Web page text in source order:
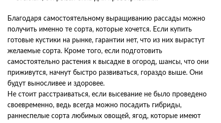
Благодаря самостоятельному выращиванию рассады можно
получить именно те сорта, которые хочется. Если купить
готовые кустики на рынке, гарантии нет, что из них вырастут
желаемые сорта. Кроме того, если подготовить
самостоятельно растения к высадке в огород, шансы, что они
приживутся, начнут быстро развиваться, гораздо выше. Они
будут выносливее и здоровее.
Не стоит расстраиваться, если высевание не было проведено
своевременно, ведь всегда можно посадить гибриды,
раннеспелые сорта любимых овощей, ягод, которые имеют